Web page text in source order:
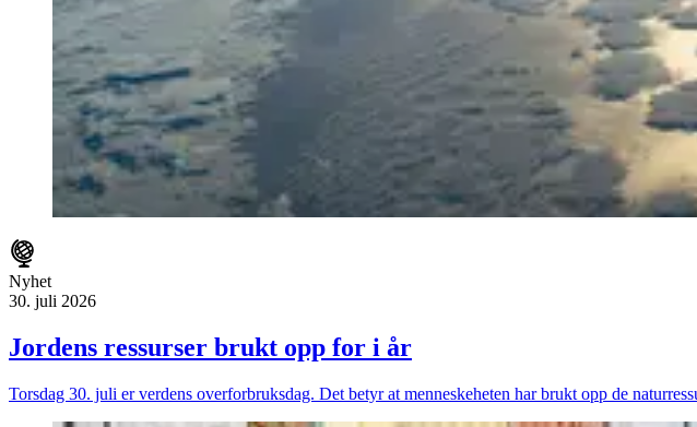
Nyhet
30. juli 2026
Jordens ressurser brukt opp for i år
Torsdag 30. juli er verdens overforbruksdag. Det betyr at menneskeheten har brukt opp de